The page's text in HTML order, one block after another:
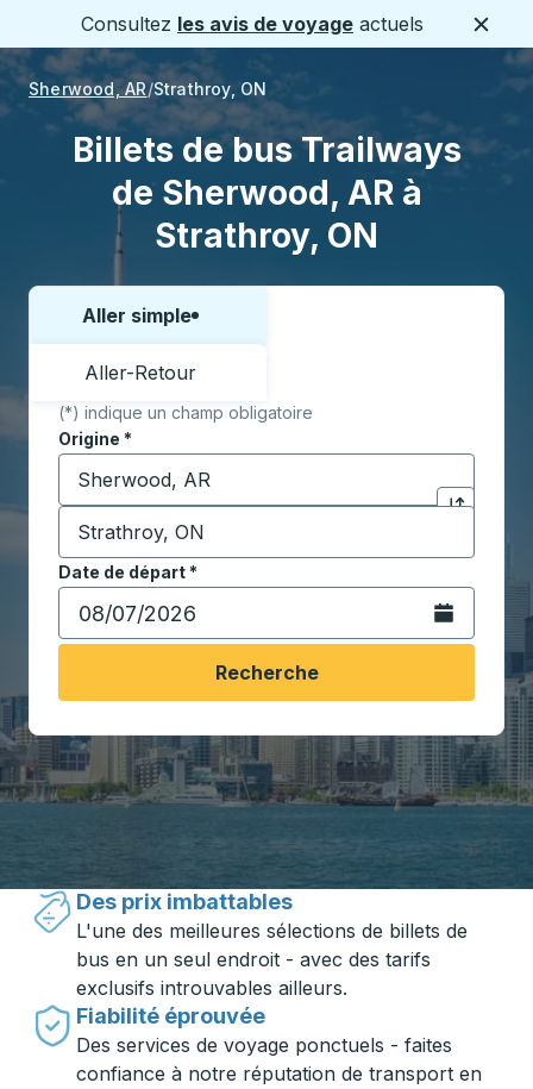
Consultez les avis de voyage actuels
Sherwood, AR Strathroy, ON
Billets de bus Trailways
de Sherwood, AR à
Strathroy, ON
Choisissez un sens ou un aller-retour:
Aller simple
Aller-Retour
(*) indique un champ obligatoire
Origine *
Commencez à saisir la ville d'origine pour ouvrir
Cliquez
Destination*
Commencez à saisir la ville de destination pour
Date de départ*
Tapez la date au format date Barre oblique du mois à
Ouvrez le
Recherche
Voyager en toute simplicité avec
Trailways
Des prix imbattables
L'une des meilleures sélections de billets de
bus en un seul endroit - avec des tarifs
exclusifs introuvables ailleurs.
Fiabilité éprouvée
Des services de voyage ponctuels - faites
confiance à notre réputation de transport en